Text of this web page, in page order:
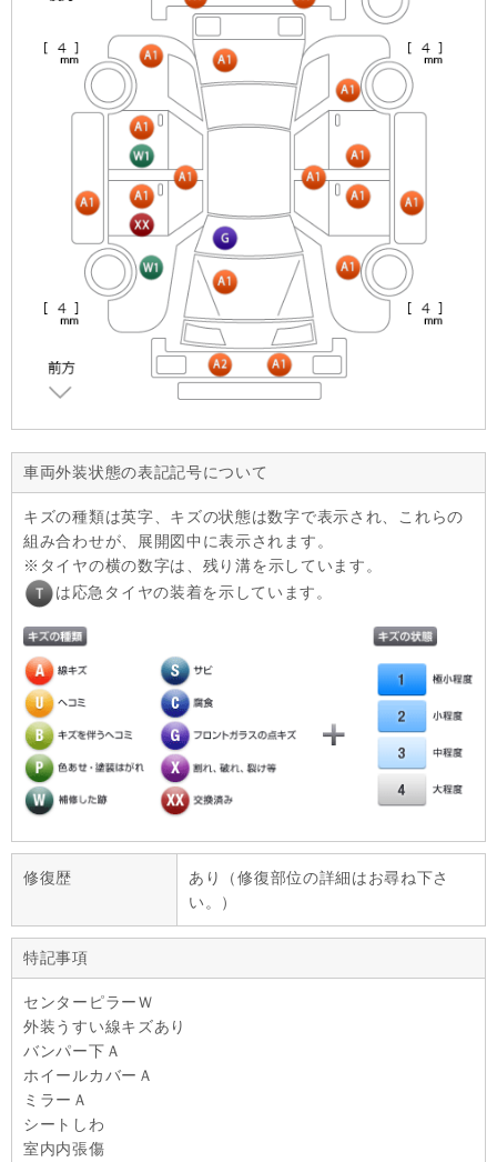
車両外装状態の表記記号について
キズの種類は英字、キズの状態は数字で表示され、これらの
組み合わせが、展開図中に表示されます。
タイヤの横の数字は、残り溝を示しています。
は応急タイヤの装着を示しています。
修復歴
あり（修復部位の詳細はお尋ね下さ
い。）
特記事項
センターピラーＷ
外装うすい線キズあり
バンパー下Ａ
ホイールカバーＡ
ミラーＡ
シートしわ
室内内張傷